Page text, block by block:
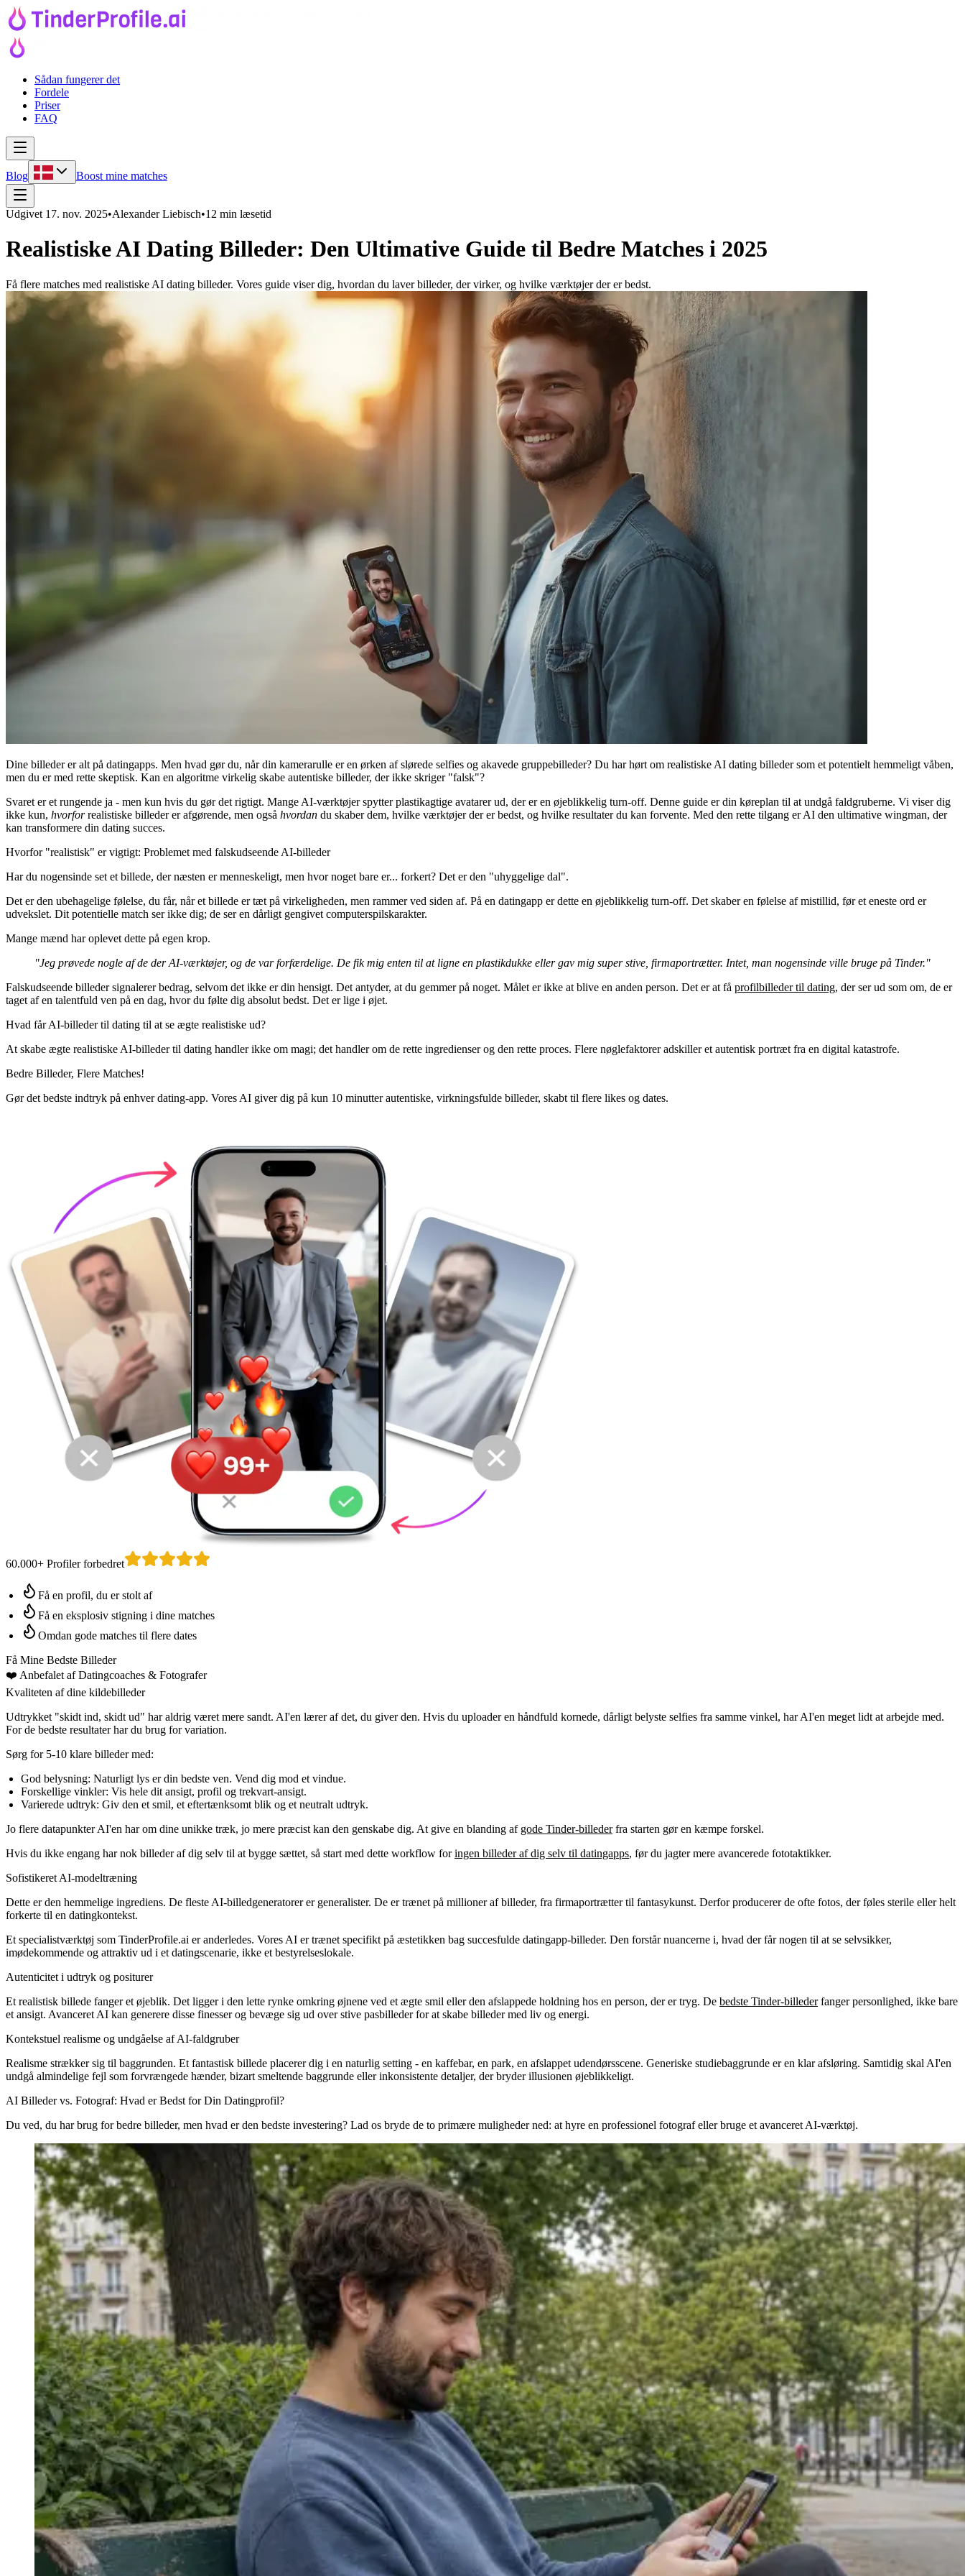
Sådan fungerer det
Fordele
Priser
FAQ
Blog Boost mine matches
Udgivet 17. nov. 2025•Alexander Liebisch•12 min læsetid
Realistiske AI Dating Billeder: Den Ultimative Guide til Bedre Matches i 2025
Få flere matches med realistiske AI dating billeder. Vores guide viser dig, hvordan du laver billeder, der virker, og hvilke værktøjer der er bedst.
Dine billeder er alt på datingapps. Men hvad gør du, når din kamerarulle er en ørken af slørede selfies og akavede gruppebilleder? Du har hørt om realistiske AI dating billedersom et potentielt hemmeligt våben,
men du er med rette skeptisk. Kan en algoritme virkelig skabe autentiske billeder, der ikke skriger "falsk"?
Svaret er et rungende ja - men kun hvis du gør det rigtigt. Mange AI-værktøjer spytter plastikagtige avatarer ud, der er en øjeblikkelig turn-off. Denne guide er din køreplan til at undgå faldgruberne. Vi viser dig
ikke kun, hvorforrealistiske billeder er afgørende, men også hvordan du skaber dem, hvilke værktøjer der er bedst, og hvilke resultater du kan forvente. Med den rette tilgang er AI den ultimative wingman, der
kan transformere din dating succes.
Hvorfor "realistisk" er vigtigt: Problemet med falskudseende AI-billeder
Har du nogensinde set et billede, der næsten er menneskeligt, men hvor noget bare er... forkert? Det er den "uhyggelige dal".
Det er den ubehagelige følelse, du får, når et billede er tæt på virkeligheden, men rammer ved siden af. På en datingapp er dette en øjeblikkelig turn-off. Det skaber en følelse af mistillid, før et eneste ord er
udvekslet. Dit potentielle match ser ikke dig; de ser en dårligt gengivet computerspilskarakter.
Mange mænd har oplevet dette på egen krop.
"Jeg prøvede nogle af de der AI-værktøjer, og de var forfærdelige. De fik mig enten til at ligne en plastikdukke eller gav mig super stive, firmaportrætter. Intet, man nogensinde ville bruge på Tinder."
Falskudseende billeder signalerer bedrag, selvom det ikke er din hensigt. Det antyder, at du gemmer på noget. Målet er ikke at blive en anden person. Det er at få profilbilleder til dating, der ser ud som om, de er
taget af en talentfuld ven på en dag, hvor du følte dig absolut bedst. Det er lige i øjet.
Hvad får AI-billeder til dating til at se ægte realistiske ud?
At skabe ægte realistiske AI-billeder til dating handler ikke om magi; det handler om de rette ingredienser og den rette proces. Flere nøglefaktorer adskiller et autentisk portræt fra en digital katastrofe.
Bedre Billeder, Flere Matches!
Gør det bedste indtryk på enhver dating-app. Vores AI giver dig på kun 10 minutter autentiske, virkningsfulde billeder, skabt til flere likes og dates.
60.000+ Profiler forbedret
Få en profil, du er stolt af
Få en eksplosiv stigning i dine matches
Omdan gode matches til flere dates
Få Mine Bedste Billeder
❤️ Anbefalet af Datingcoaches & Fotografer
Kvaliteten af dine kildebilleder
Udtrykket "skidt ind, skidt ud" har aldrig været mere sandt. AI'en lærer af det, du giver den. Hvis du uploader en håndfuld kornede, dårligt belyste selfies fra samme vinkel, har AI'en meget lidt at arbejde med.
For de bedste resultater har du brug for variation.
Sørg for 5-10 klare billeder med:
God belysning: Naturligt lys er din bedste ven. Vend dig mod et vindue.
Forskellige vinkler: Vis hele dit ansigt, profil og trekvart-ansigt.
Varierede udtryk: Giv den et smil, et eftertænksomt blik og et neutralt udtryk.
Jo flere datapunkter AI'en har om dine unikke træk, jo mere præcist kan den genskabe dig. At give en blanding af gode Tinder-billederfra starten gør en kæmpe forskel.
Hvis du ikke engang har nok billeder af dig selv til at bygge sættet, så start med dette workflow foringen billeder af dig selv til datingapps, før du jagter mere avancerede fototaktikker.
Sofistikeret AI-modeltræning
Dette er den hemmelige ingrediens. De fleste AI-billedgeneratorer er generalister. De er trænet på millioner af billeder, fra firmaportrætter til fantasykunst. Derfor producerer de ofte fotos, der føles sterile eller helt
forkerte til en datingkontekst.
Et specialistværktøj som TinderProfile.ai er anderledes. Vores AI er trænet specifikt på æstetikken bag succesfulde datingapp-billeder. Den forstår nuancerne i, hvad der får nogen til at se selvsikker,
imødekommende og attraktiv ud i et datingscenarie, ikke et bestyrelseslokale.
Autenticitet i udtryk og positurer
Et realistisk billede fanger et øjeblik. Det ligger i den lette rynke omkring øjnene ved et ægte smil eller den afslappede holdning hos en person, der er tryg. De bedste Tinder-billederfanger personlighed, ikke bare
et ansigt. Avanceret AI kan generere disse finesser og bevæge sig ud over stive pasbilleder for at skabe billeder med liv og energi.
Kontekstuel realisme og undgåelse af AI-faldgruber
Realisme strækker sig til baggrunden. Et fantastisk billede placerer dig i en naturlig setting - en kaffebar, en park, en afslappet udendørsscene. Generiske studiebaggrunde er en klar afsløring. Samtidig skal AI'en
undgå almindelige fejl som forvrængede hænder, bizart smeltende baggrunde eller inkonsistente detaljer, der bryder illusionen øjeblikkeligt.
AI Billeder vs. Fotograf: Hvad er Bedst for Din Datingprofil?
Du ved, du har brug for bedre billeder, men hvad er den bedste investering? Lad os bryde de to primære muligheder ned: at hyre en professionel fotograf eller bruge et avanceret AI-værktøj.